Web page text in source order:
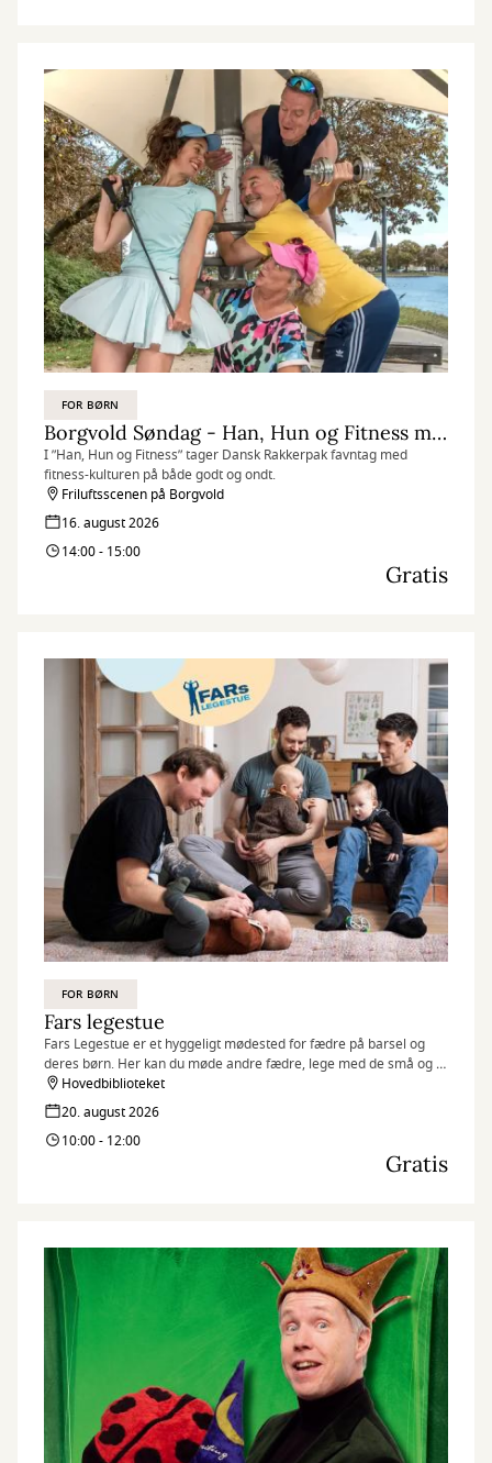
FOR BØRN
Borgvold Søndag - Han, Hun og Fitness med Dansk Rakkerpak
I ”Han, Hun og Fitness” tager Dansk Rakkerpak favntag med
fitness-kulturen på både godt og ondt.
Friluftsscenen på Borgvold
16. august 2026
14:00 - 15:00
Gratis
FOR BØRN
Fars legestue
Fars Legestue er et hyggeligt mødested for fædre på barsel og
deres børn. Her kan du møde andre fædre, lege med de små og få
en god snak.
Hovedbiblioteket
20. august 2026
10:00 - 12:00
Gratis